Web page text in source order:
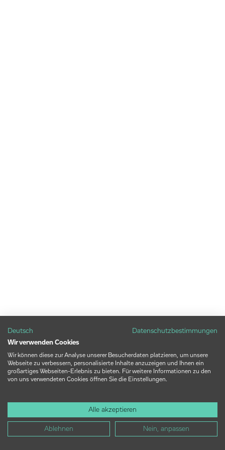
Deutsch
Datenschutzbestimmungen
Wir verwenden Cookies
Wir können diese zur Analyse unserer Besucherdaten platzieren, um unsere
Webseite zu verbessern, personalisierte Inhalte anzuzeigen und Ihnen ein
großartiges Webseiten-Erlebnis zu bieten. Für weitere Informationen zu den
von uns verwendeten Cookies öffnen Sie die Einstellungen.
Alle akzeptieren
Ablehnen Nein, anpassen